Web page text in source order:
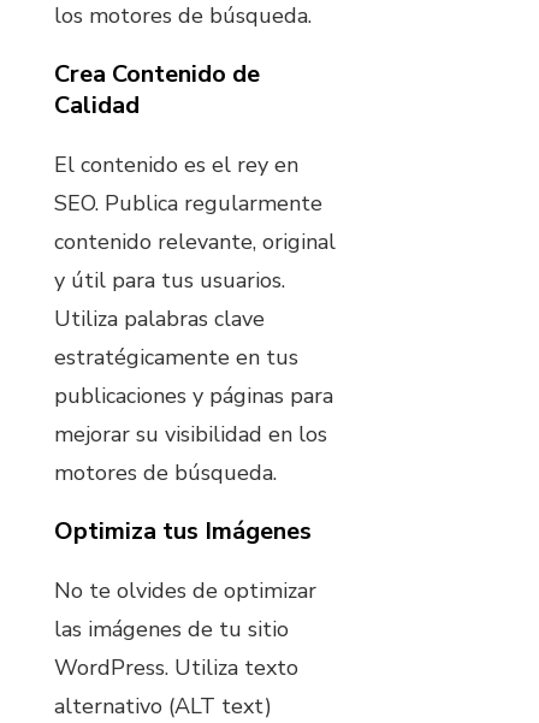
los motores de búsqueda.
Crea Contenido de
Calidad
El contenido es el rey en
SEO. Publica regularmente
contenido relevante, original
y útil para tus usuarios.
Utiliza palabras clave
estratégicamente en tus
publicaciones y páginas para
mejorar su visibilidad en los
motores de búsqueda.
Optimiza tus Imágenes
No te olvides de optimizar
las imágenes de tu sitio
WordPress. Utiliza texto
alternativo (ALT text)